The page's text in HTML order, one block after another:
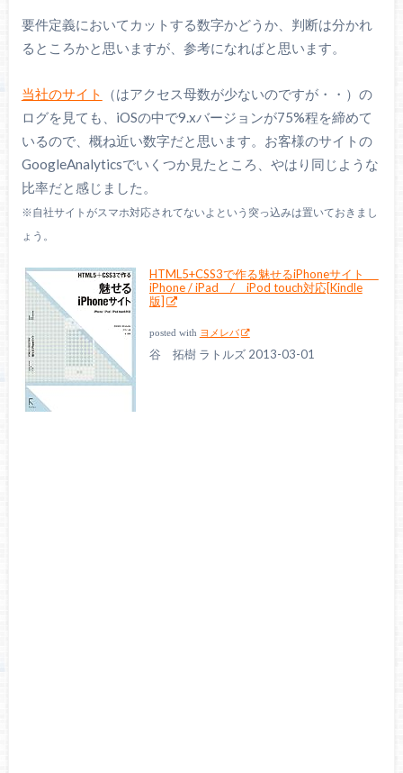
要件定義においてカットする数字かどうか、判断は分かれ
るところかと思いますが、参考になればと思います。
当社のサイト
（はアクセス母数が少ないのですが・・）の
ログを見ても、iOSの中で9.xバージョンが75%程を締めて
いるので、概ね近い数字だと思います。お客様のサイトの
GoogleAnalyticsでいくつか見たところ、やはり同じような
比率だと感じました。
※自社サイトがスマホ対応されてないよという突っ込みは置いておきまし
ょう。
HTML5+CSS3で作る魅せるiPhoneサイト
iPhone / iPad / iPod touch対応[Kindle
版]
posted with ヨメレバ
谷 拓樹 ラトルズ 2013-03-01